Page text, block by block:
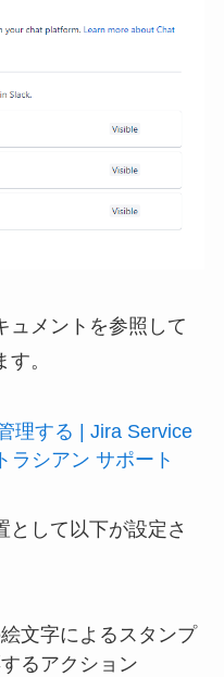
ュメントを参照して
。
理する | Jira Service
ラシアン サポート
として以下が設定さ
絵文字によるスタンプ
るアクション